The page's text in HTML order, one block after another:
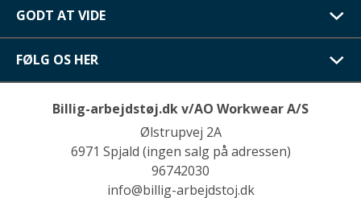
GODT AT VIDE
FØLG OS HER
Billig-arbejdstøj.dk v/AO Workwear A/S
Ølstrupvej 2A
6971 Spjald (ingen salg på adressen)
96742030
info@billig-arbejdstoj.dk